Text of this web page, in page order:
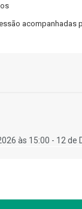
acompanhadas
às 15:00 - 12 de